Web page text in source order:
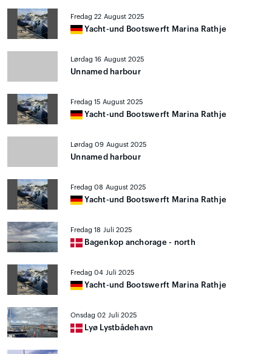
Fredag 22 August 2025
Yacht-und Bootswerft Marina Rathje
Lørdag 16 August 2025
Unnamed harbour
Fredag 15 August 2025
Yacht-und Bootswerft Marina Rathje
Lørdag 09 August 2025
Unnamed harbour
Fredag 08 August 2025
Yacht-und Bootswerft Marina Rathje
Fredag 18 Juli 2025
Bagenkop anchorage - north
Fredag 04 Juli 2025
Yacht-und Bootswerft Marina Rathje
Onsdag 02 Juli 2025
Lyø Lystbådehavn